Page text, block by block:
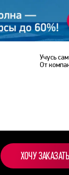
Учусь сам
От
ХОЧУ